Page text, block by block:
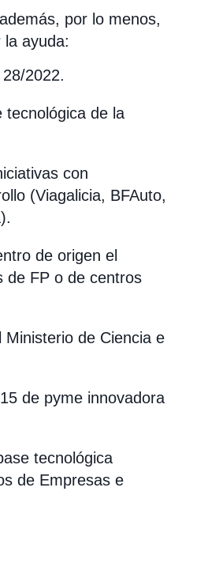
por lo menos,
ayuda:
2022.
tecnológica de la
con
(Viagalicia, BFAuto,
de origen el
de FP o de centros
de Ciencia e
de pyme innovadora
tecnológica
de Empresas e